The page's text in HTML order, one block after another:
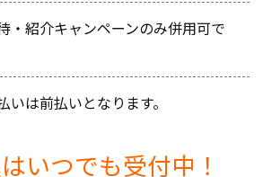
・紹介キャンペーンのみ併用可で
は前払いとなります。
いつでも受付中！